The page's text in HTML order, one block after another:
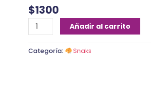
$1300
Añadir al carrito
Categoría: Snaks